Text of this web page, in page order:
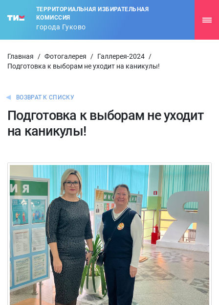
ТЕРРИТОРИАЛЬНАЯ ИЗБИРАТЕЛЬНАЯ
КОМИССИЯ
города Гуково
Главная / Фотогалерея / Галлерея-2024 /
Подготовка к выборам не уходит на каникулы!
ВОЗВРАТ К СПИСКУ
Подготовка к выборам не уходит
на каникулы!